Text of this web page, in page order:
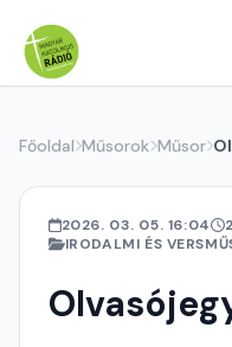
Főoldal Műsorok Műsor
2026. 03. 05. 16:04
IRODALMI ÉS